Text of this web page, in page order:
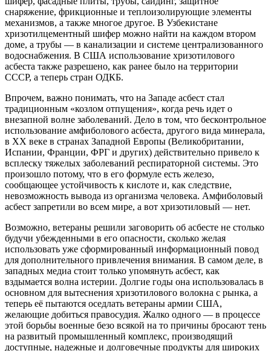
снаряжение, фрикционные и теплоизолирующие элементы
механизмов, а также многое другое. В Узбекистане
хризотилцементный шифер можно найти на каждом втором
доме, а трубы — в канализации и системе централизованного
водоснабжения. В США использование хризотилового
асбеста также разрешено, как ранее было на территории
СССР, а теперь стран ОДКБ.
Впрочем, важно понимать, что на Западе асбест стал
традиционным «козлом отпущения», когда речь идет о
внезапной волне заболеваний. Дело в том, что бесконтрольное
использование амфиболового асбеста, другого вида минерала,
в XX веке в странах Западной Европы (Великобритании,
Испании, Франции, ФРГ и других) действительно привело к
всплеску тяжелых заболеваний респираторной системы. Это
произошло потому, что в его формуле есть железо,
сообщающее устойчивость к кислоте и, как следствие,
невозможность вывода из организма человека. Амфиболовый
асбест запретили во всем мире, а вот хризотиловый — нет.
Возможно, ветераны решили заговорить об асбесте не столько
будучи убежденными в его опасности, сколько желая
использовать уже сформированный информационный повод
для дополнительного привлечения внимания. В самом деле, в
западных медиа стоит только упомянуть асбест, как
вздымается волна истерии. Долгие годы она использовалась в
основном для вытеснения хризотилового волокна с рынка, а
теперь её пытаются оседлать ветераны армии США,
желающие добиться правосудия. Жалко одного — в процессе
этой борьбы военные безо всякой на то причины бросают тень
на развитый промышленный комплекс, производящий
доступные, надежные и долговечные продукты для широких